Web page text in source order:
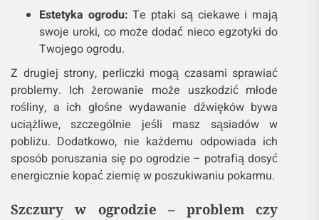
Estetyka ogrodu: Te ptaki są ciekawe i mają
swoje uroki, co może dodać nieco egzotyki do
Twojego ogrodu.
Z drugiej strony, perliczki mogą czasami sprawiać
problemy. Ich żerowanie może uszkodzić młode
rośliny, a ich głośne wydawanie dźwięków bywa
uciążliwe, szczególnie jeśli masz sąsiadów w
pobliżu. Dodatkowo, nie każdemu odpowiada ich
sposób poruszania się po ogrodzie – potrafią dosyć
energicznie kopać ziemię w poszukiwaniu pokarmu.
Szczury w ogrodzie – problem czy